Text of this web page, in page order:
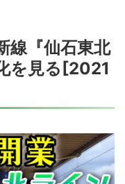
線『仙石東北
を見る[2021